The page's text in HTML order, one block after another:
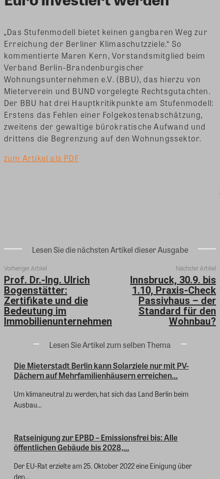
„Das Stufenmodell bietet keinen gangbaren Weg zur
Erreichung der Berliner Klimaschutzziele.“ So
kommentierte Maren Kern, Vorstandsmitglied beim
Verband Berlin-Brandenburgischer
Wohnungsunternehmen e.V. (BBU), das hierzu von
Mieterverein und BUND vorgelegte Rechtsgutachten.
Der BBU hat drei Hauptkritikpunkte am Stufenmodell:
Erstens das Fehlen einer Folgekostenabschätzung,
zweitens der gewaltige bürokratische Aufwand und
drittens die Begrenzung auf den Wohnungssektor.
zum Artikel als PDF
Lesen Sie die nächsten Artikel dieser Ausgabe
Vorheriger Artikel
Prof. Dr.-Ing. Ulrich
Bogenstätter:
Zertifikate und die
Bedeutung im
Immobilienunternehmen
Nächster Artikel
Innsbruck, 30.9. bis
1.10, Praxis-Check
Passivhaus – der
Standard für den
Wohnbau?
Lesen Sie Artikel zum selben Thema
Die Mieterstadt Berlin kann Solarziele nur mit PV-
Dächern auf Mehrfamilienhäusern erreichen...
Um klimaneutral zu werden, hat sich das Land Berlin beim
Ausbau...
Ratseinigung zur EPBD – Emissionsfrei bis: Alle
öffentlichen Gebäude bis 2028,...
Der EU-Rat erzielte am 25. Oktober 2022 eine Einigung über
den...